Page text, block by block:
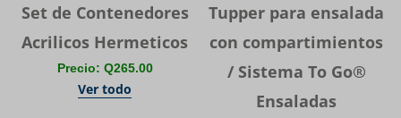
Set de Contenedores
Acrilicos Hermeticos
Precio: Q265.00
Ver todo
Tupper para ensalada
con compartimientos
/ Sistema To Go®
Ensaladas